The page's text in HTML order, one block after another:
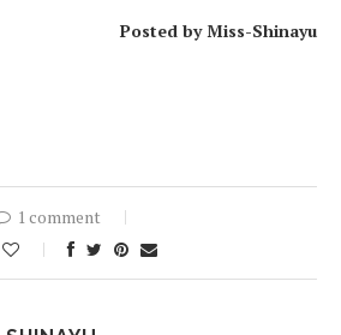
Posted by Miss-Shinayu
1 comment